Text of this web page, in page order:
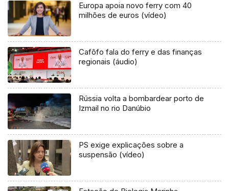
Europa apoia novo ferry com 40
milhões de euros (vídeo)
Cafôfo fala do ferry e das finanças
regionais (áudio)
Rússia volta a bombardear porto de
Izmail no rio Danúbio
PS exige explicações sobre a
suspensão (vídeo)